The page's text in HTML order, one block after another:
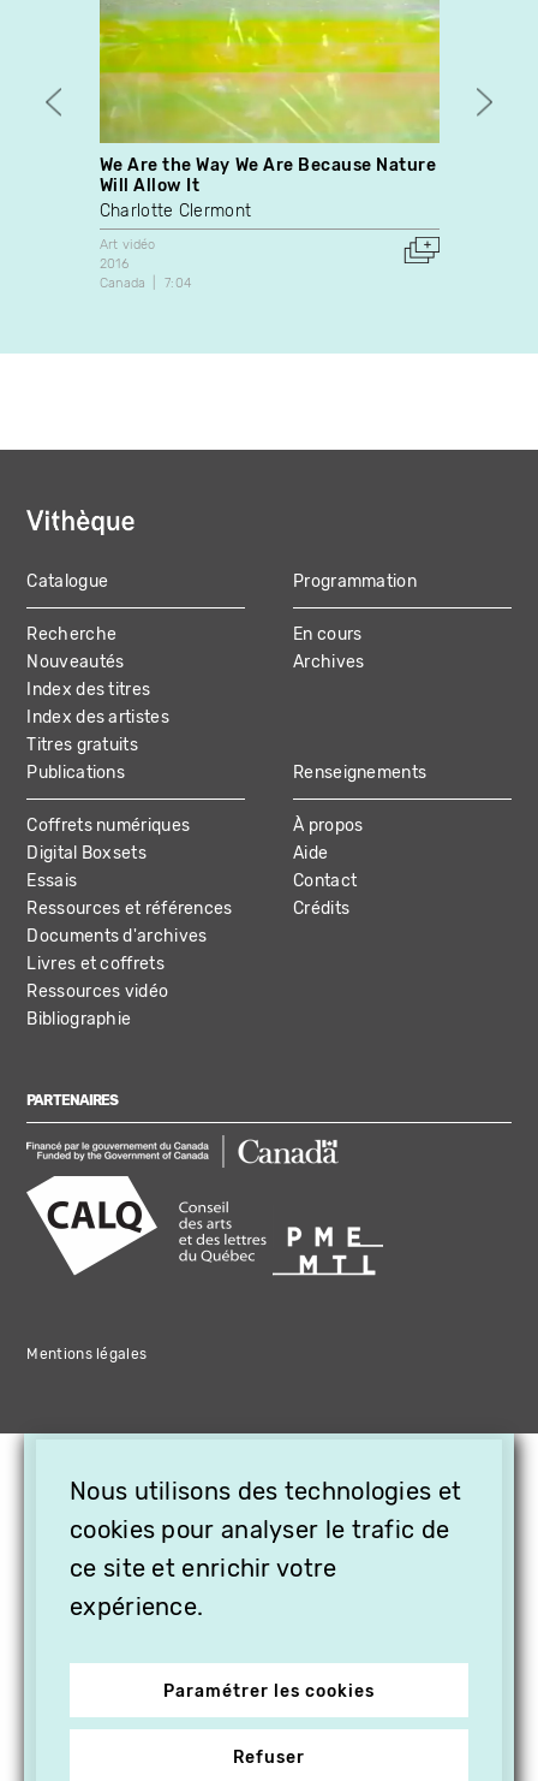
We Are the Way We Are Because Nature
Will Allow It
Charlotte Clermont
Art vidéo
2016
Canada
7:04
MAIN
NAVIGATION
Catalogue
Recherche
Nouveautés
Index des titres
Index des artistes
Titres gratuits
Programmation
En cours
Archives
Publications
Coffrets numériques
Digital Boxsets
Essais
Ressources et références
Documents d'archives
Livres et coffrets
Ressources vidéo
Bibliographie
Renseignements
À propos
Aide
Contact
Crédits
PARTENAIRES
Mentions légales
Nous utilisons des technologies et
cookies pour analyser le trafic de
ce site et enrichir votre
expérience.
Paramétrer les cookies
Refuser
OFFREZ LA VIDÉO EN
CADEAU, ABONNEZ VOS
PROCHES À VITHÈQUE !